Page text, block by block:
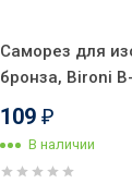
Саморез для
бронза, Bironi
109 ₽
В наличии